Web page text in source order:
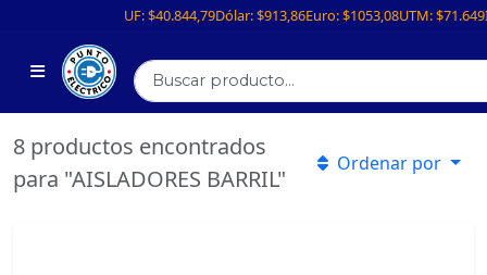
UF:$40.844,79Dólar:$913,86Euro:$1053,08UTM:$71.649
8 productos encontrados
para "AISLADORES BARRIL"
Ordenar por